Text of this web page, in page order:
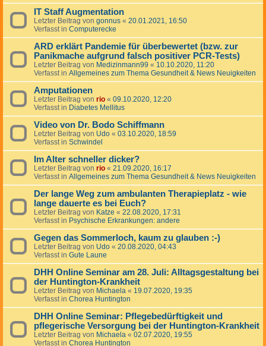
IT Staff Augmentation
Letzter Beitrag von gonnus « 20.01.2021, 16:50
Verfasst in Computerecke
ARD erklärt Pandemie für überbewertet (bzw. zur
Panikmache aufgrund falsch positiver PCR-Tests)
Letzter Beitrag von Medizinmann99 « 10.10.2020, 11:20
Verfasst in Allgemeines zum Thema Gesundheit & News Neuigkeiten
Amputationen
Letzter Beitrag von rio « 09.10.2020, 12:20
Verfasst in Diabetes Mellitus
Video von Dr. Bodo Schiffmann
Letzter Beitrag von Udo « 03.10.2020, 18:59
Verfasst in Schwindel
Im Alter schneller dicker?
Letzter Beitrag von rio « 21.09.2020, 16:17
Verfasst in Allgemeines zum Thema Gesundheit & News Neuigkeiten
Der lange Weg zum ambulanten Therapieplatz - wie
lange dauerte es bei Euch?
Letzter Beitrag von Katze « 22.08.2020, 17:31
Verfasst in Psychische Erkrankungen: andere
Gegen das Sommerloch, kaum zu glauben :-)
Letzter Beitrag von Udo « 20.08.2020, 04:43
Verfasst in Gute Laune
DHH Online Seminar am 28. Juli: Alltagsgestaltung bei
der Huntington-Krankheit
Letzter Beitrag von Michaela « 19.07.2020, 19:35
Verfasst in Chorea Huntington
DHH Online Seminar: Pflegebedürftigkeit und
pflegerische Versorgung bei der Huntington-Krankheit
Letzter Beitrag von Michaela « 02.07.2020, 19:55
Verfasst in Chorea Huntington